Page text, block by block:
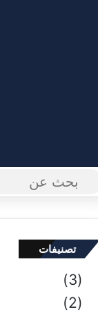
عمود جانبي
بحث
تصنيفات
(3)
(2)